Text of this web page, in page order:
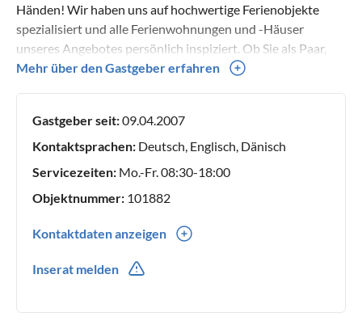
Händen! Wir haben uns auf hochwertige Ferienobjekte
spezialisiert und alle Ferienwohnungen und -Häuser
unseres Angebotes persönlich inspiziert. Ob Sie als Paar,
Familie, Haustierbesitzer oder Allergiker reisen - wir haben
Buchungsanfrage und würden Sie gern als unsere Gäste
begrüßen!
Mehr über den Gastgeber erfahren
Gastgeber seit:09.04.2007
Kontaktsprachen: Deutsch, Englisch, Dänisch
Servicezeiten: Mo.-Fr. 08:30-18:00
Objektnummer: 101882
Kontaktdaten anzeigen
Inserat melden